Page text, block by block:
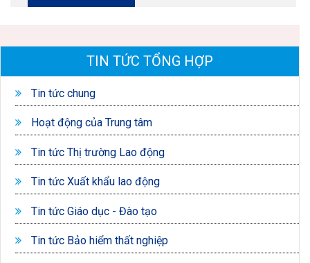
TIN TỨC TỔNG HỢP
Tin tức chung
Hoạt động của Trung tâm
Tin tức Thị trường Lao động
Tin tức Xuất khẩu lao động
Tin tức Giáo dục - Đào tạo
Tin tức Bảo hiểm thất nghiệp